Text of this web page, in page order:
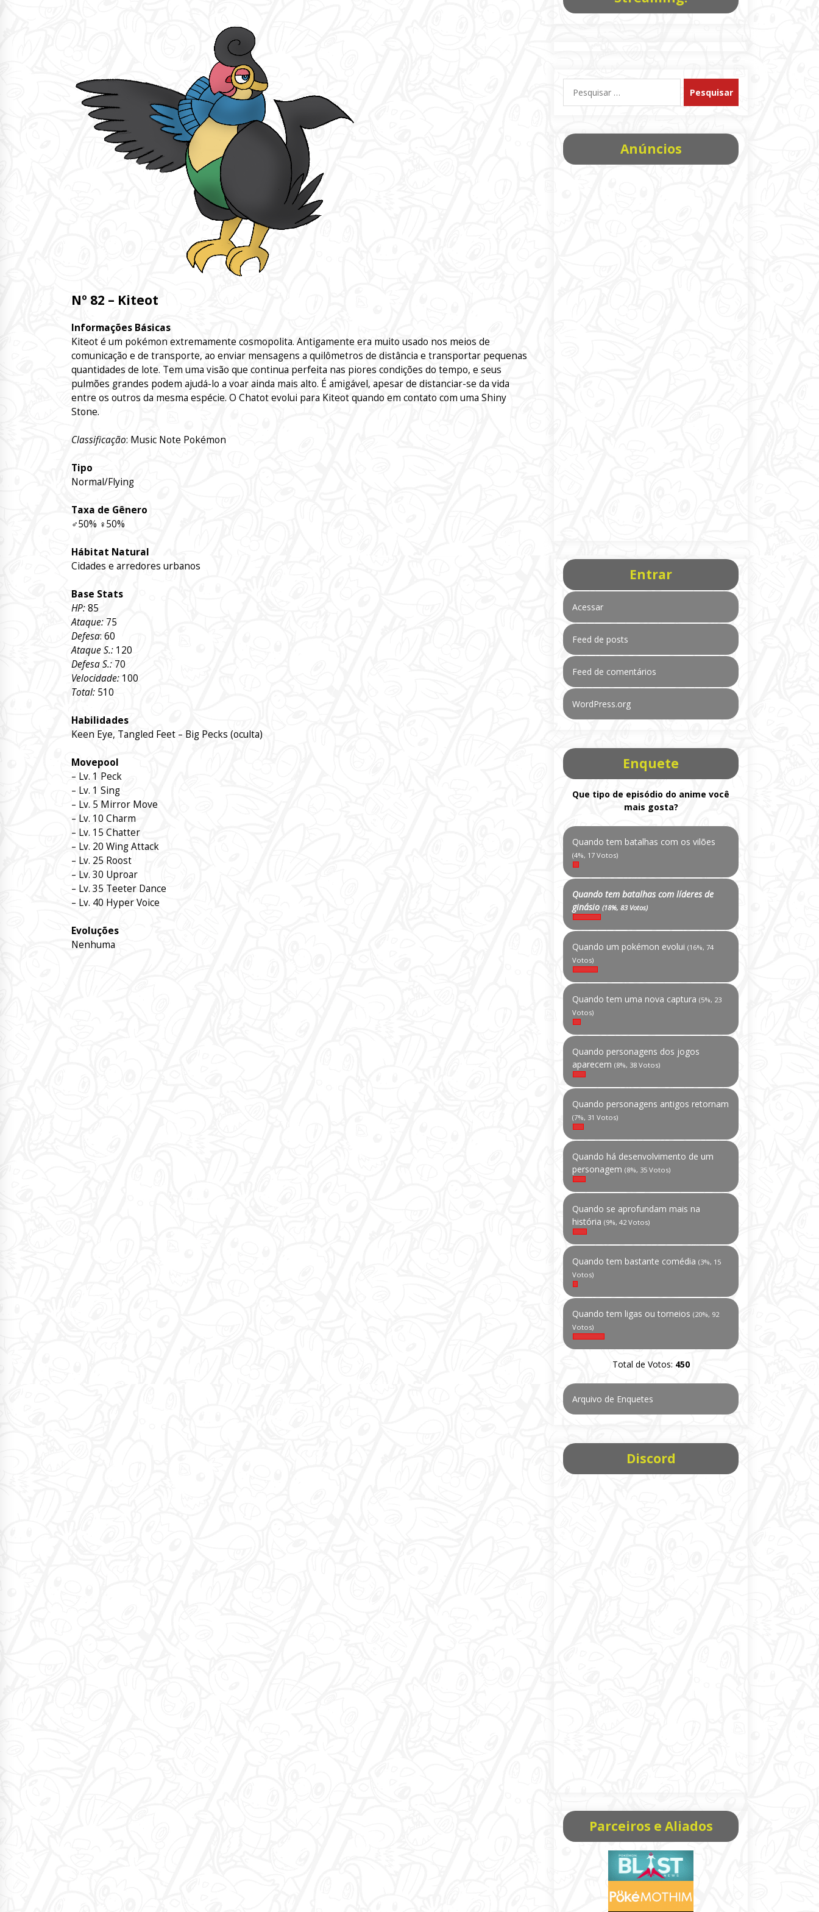
Nº 82 – Kiteot
Informações Básicas
Kiteot é um pokémon extremamente cosmopolita. Antigamente era muito usado nos meios de
comunicação e de transporte, ao enviar mensagens a quilômetros de distância e transportar pequenas
quantidades de lote. Tem uma visão que continua perfeita nas piores condições do tempo, e seus
pulmões grandes podem ajudá-lo a voar ainda mais alto. É amigável, apesar de distanciar-se da vida
entre os outros da mesma espécie. O Chatot evolui para Kiteot quando em contato com uma Shiny
Stone.
Classificação: Music Note Pokémon
Tipo
Normal/Flying
Taxa de Gênero
♂50% ♀50%
Hábitat Natural
Cidades e arredores urbanos
Base Stats
HP:85
Ataque: 75
Defesa: 60
Ataque S.: 120
Defesa S.: 70
Velocidade: 100
Total: 510
Habilidades
Keen Eye, Tangled Feet – Big Pecks (oculta)
Movepool
– Lv. 1 Peck
– Lv. 1 Sing
– Lv. 5 Mirror Move
– Lv. 10 Charm
– Lv. 15 Chatter
– Lv. 20 Wing Attack
– Lv. 25 Roost
– Lv. 30 Uproar
– Lv. 35 Teeter Dance
– Lv. 40 Hyper Voice
Evoluções
Nenhuma
por:
Anúncios
Entrar
Acessar
Feed de posts
Feed de comentários
WordPress.org
Enquete
Que tipo de episódio do anime você
mais gosta?
Quando tem batalhas com os vilões
(4%, 17 Votos)
Quando tem batalhas com líderes de
ginásio (18%, 83 Votos)
Quando um pokémon evolui (16%, 74
Votos)
Quando tem uma nova captura (5%, 23
Votos)
Quando personagens dos jogos
aparecem (8%, 38 Votos)
Quando personagens antigos retornam
(7%, 31 Votos)
Quando há desenvolvimento de um
personagem (8%, 35 Votos)
Quando se aprofundam mais na
história (9%, 42 Votos)
Quando tem bastante comédia (3%, 15
Votos)
Quando tem ligas ou torneios (20%, 92
Votos)
Total de Votos: 450
Arquivo de Enquetes
Discord
Parceiros e Aliados